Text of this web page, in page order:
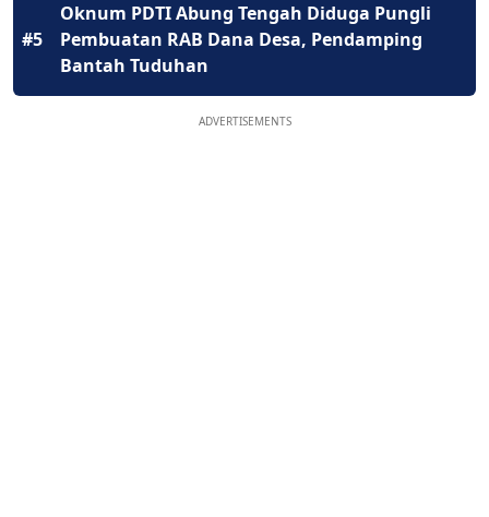
#5
Oknum PDTI Abung Tengah Diduga Pungli
Pembuatan RAB Dana Desa, Pendamping
Bantah Tuduhan
ADVERTISEMENTS